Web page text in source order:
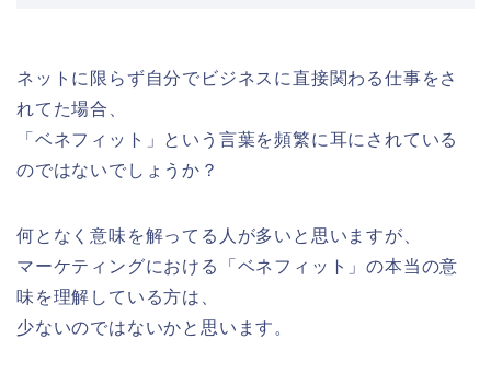
ネットに限らず自分でビジネスに直接関わる仕事をさ
れてた場合、
「ベネフィット」という言葉を頻繁に耳にされている
のではないでしょうか？
何となく意味を解ってる人が多いと思いますが、
マーケティングにおける「ベネフィット」の本当の意
味を理解している方は、
少ないのではないかと思います。